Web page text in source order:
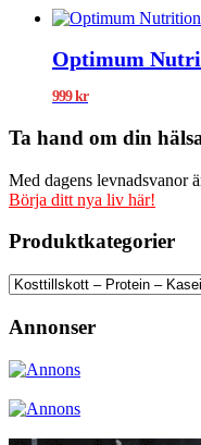
Optimum
999kr
Ta hand om din
Med dagens levnadsvanor
Börja ditt nya liv här!
Produktkategorier
Annonser